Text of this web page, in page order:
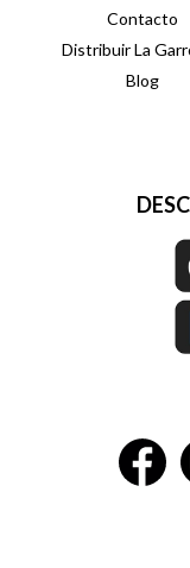
Contacto
Distribuir La
Blog